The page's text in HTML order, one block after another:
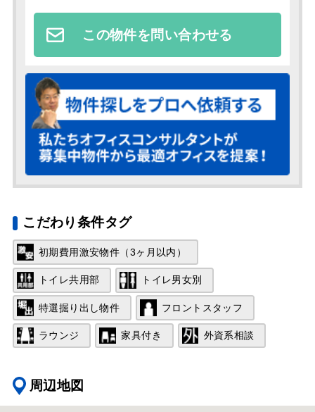
この物件を問い合わせる
こだわり条件タグ
初期費用激安物件（3ヶ月以内）
トイレ共用部 トイレ男女別
特選掘り出し物件 フロントスタッフ
ラウンジ 家具付き 外資系相談
周辺地図